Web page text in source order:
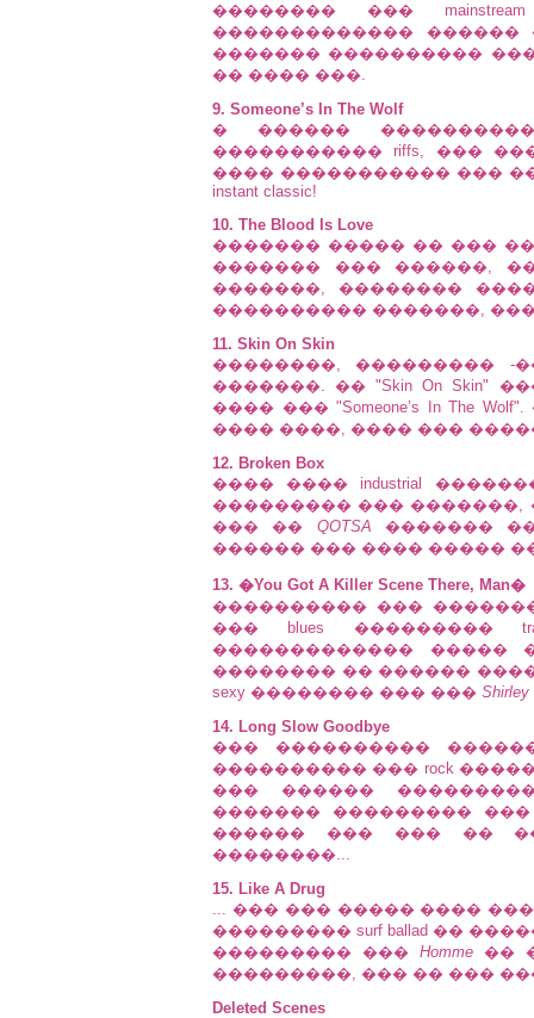
�������� ���
������������� ������
������� ����������
�� ���� ���.
9. Someone’s In The Wolf
� ������
����������� riffs, ���
���� ����������� ���
instant classic!
10. The Blood Is Love
������� ����� �� ���
������� ��� ������,
�������, ��������
���������� �������,
11. Skin On Skin
��������, ��������� -
�������. �� "Skin On
���� ��� "Someone’s In
���� ����, ���� ���
12. Broken Box
���� ���� industrial
��������� ��� �������,
��� �� QOTSA �������
������ ��� ���� �����
13. �You Got A Killer Scene There, Man�
���������� ���
��� blues
������������� �����
�������� �� ������ ������� "I
sexy �������� ��� ��� Shirley
14. Long Slow Goodbye
��� ����������
���������� ��� rock
��� ������
������� ���������
������ ��� ��� ��
��������...
15. Like A Drug
... ��� ��� ����� ���� ���
��������� surf ballad ��
��������� ��� Homme ��
���������, ��� �� ���
Deleted Scenes